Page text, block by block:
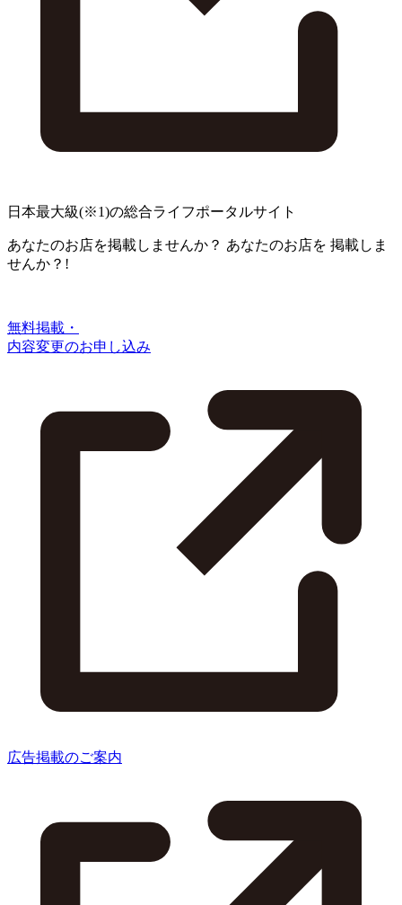
日本最大級(※1)の総合ライフポータルサイト
あなたのお店を掲載しませんか？ あなたのお店を 掲載しま
せんか？!
無料掲載・
内容変更のお申し込み
広告掲載のご案内